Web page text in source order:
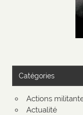
Catégories
Actions
Actualité